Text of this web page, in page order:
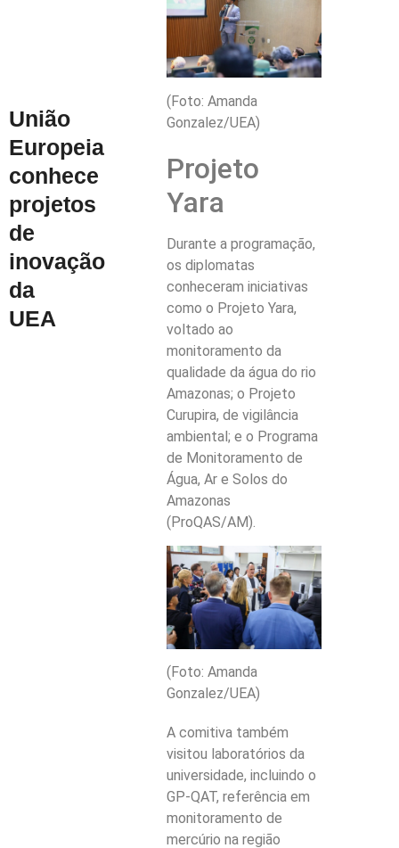
União
Europeia
conhece
projetos
de
inovação
da
UEA
(Foto: Amanda
Gonzalez/UEA)
Projeto
Yara
Durante a programação,
os diplomatas
conheceram iniciativas
como o Projeto Yara,
voltado ao
monitoramento da
qualidade da água do rio
Amazonas; o Projeto
Curupira, de vigilância
ambiental; e o Programa
de Monitoramento de
Água, Ar e Solos do
Amazonas
(ProQAS/AM).
(Foto: Amanda
Gonzalez/UEA)
A comitiva também
visitou laboratórios da
universidade, incluindo o
GP-QAT, referência em
monitoramento de
mercúrio na região